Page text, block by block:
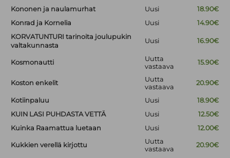
Kononen ja naulamurhat Uusi
18.90€
Konrad ja Kornelia
Uusi
14.90€
KORVATUNTURI tarinoita joulupukin
valtakunnasta
Uusi 16.90€
Kosmonautti
Uutta
vastaava
15.90€
Koston enkelit
Uutta
vastaava
20.90€
Kotiinpaluu Uusi
18.90€
KUIN LASI PUHDASTA VETTÄ
Uusi
12.50€
Kuinka Raamattua luetaan
Uusi 12.00€
Kukkien verellä kirjottu
Uutta
vastaava
20.90€